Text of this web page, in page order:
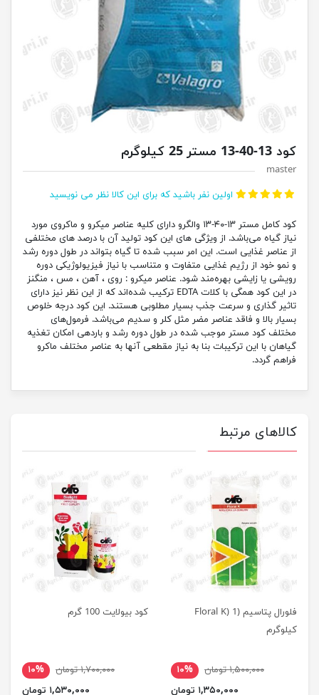
کود 13-40-13 مستر 25 کیلوگرم
master
اولین نفر باشید که برای این کالا نظر می نویسید
کود کامل مستر ۱۳-۴۰-۱۳ والگرو دارای کلیه عناصر میکرو و ماکروی مورد
نیاز گیاه می‌باشد. از ویژگی های این کود تولید آن با درصد های مختلفی
از عناصر غذایی است. این امر سبب شده تا گیاه بتواند در طول دوره رشد
و نمو خود از رژیم غذایی متفاوت و متناسب با نیاز فیزیولوژیکی دوره
رویشی یا زایشی بهره‌مند شود. عناصر میکرو : روی ، آهن ، مس ، منگنز
در این کود همگی با کلات EDTA ترکیب شده‌اند که از این نظر نیز دارای
تاثیر گذاری و سرعت جذب بسیار مطلوبی هستند. این کود درجه خلوص
بسیار بالا و فاقد عناصر مضر مثل کلر و سدیم می‌باشد. فرمول‌های
مختلف کود مستر موجب شده در طول دوره رشد و باردهی امکان تغذیه
گیاهان با این ترکیبات بنا به نیاز مقطعی آنها به عناصر مختلف ماکرو
فراهم گردد.
کالاهای مرتبط
فلورال پتاسیم (Floral K) 1
کیلوگرم
۱,۵۰۰,۰۰۰ تومان
۱۰%
۱,۳۵۰,۰۰۰ تومان
کود بیولایت 100 گرم
۱,۷۰۰,۰۰۰ تومان
۱۰%
۱,۵۳۰,۰۰۰ تومان